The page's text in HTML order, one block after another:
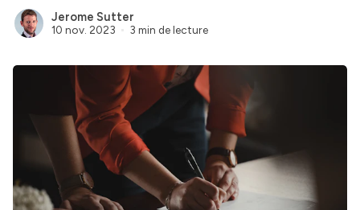
Jerome Sutter
10 nov. 2023 3 min de lecture